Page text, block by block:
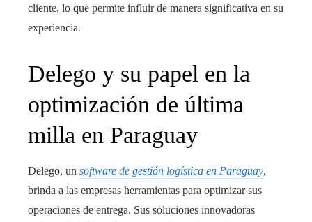
cliente, lo que permite influir de manera significativa en su
experiencia.
Delego y su papel en la
optimización de última
milla en Paraguay
Delego, un software de gestión logística en Paraguay,
brinda a las empresas herramientas para optimizar sus
operaciones de entrega. Sus soluciones innovadoras